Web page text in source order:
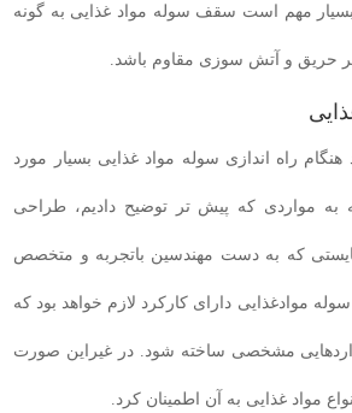
مهم است سقف سوله مواد غذایی به گونه
حریق و آتش سوزی مقاوم باشد.
هنگام راه اندازی سوله مواد غذایی بسیار مورد
به مواردی که پیش تر توضیح دادیم، طراحی
که به دست مهندسین باتجربه و متخصص
موادغذایی دارای کارکرد لازم خواهد بود که
مشخصی ساخته شود. در غیراین صورت
مواد غذایی به آن اطمینان کرد.